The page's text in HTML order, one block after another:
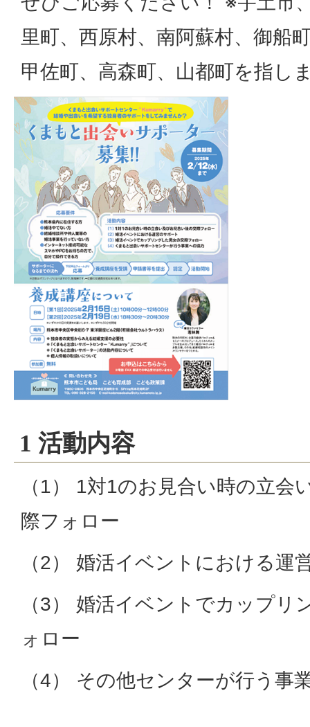
里町、西原村、南阿蘇村、御船
甲佐町、高森町、山都町を指し
1 活動内容
（1） 1対1のお見合い時の立会
際フォロー
（2） 婚活イベントにおける運
（3） 婚活イベントでカップリ
ォロー
（4） その他センターが行う事